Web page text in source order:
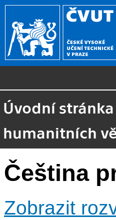
Úvodní stránka
humanitních
Čeština
Zobrazit